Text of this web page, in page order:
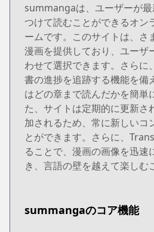
summangaは、ユーザーが
つけて読むことができるオン
ームです。このサイトは、さ
漫画を提供しており、ユーザ
わせて選択できます。さら
書の進捗を追跡する機能を備
はどの章まで読んだかを簡単
た、サイトは定期的に更新さ
加されるため、常に新しいコ
とができます。さらに、
ることで、漫画の画像を迅速
き、言語の壁を越えて楽しむ
summangaのコア機能